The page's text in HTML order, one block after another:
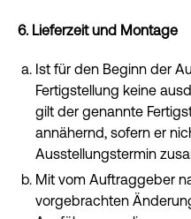
6. Lieferzeit und Montage
Ist für den Beginn der
Fertigstellung keine
gilt der genannte
annähernd, sofern er
Ausstellungstermin
Mit vom Auftraggeber
vorgebrachten